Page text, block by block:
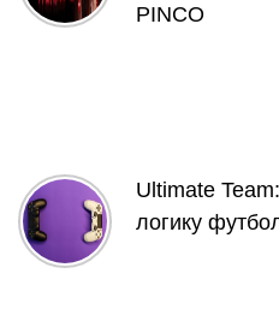
PINCO
Ultimate
логику